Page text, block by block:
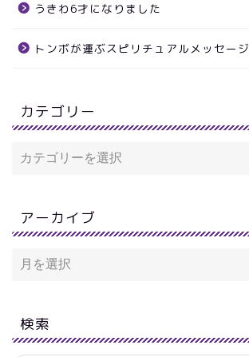
うきわ6才になりました
トンボが運ぶスピリチュアルメッセージ
カテゴリー
アーカイブ
検索